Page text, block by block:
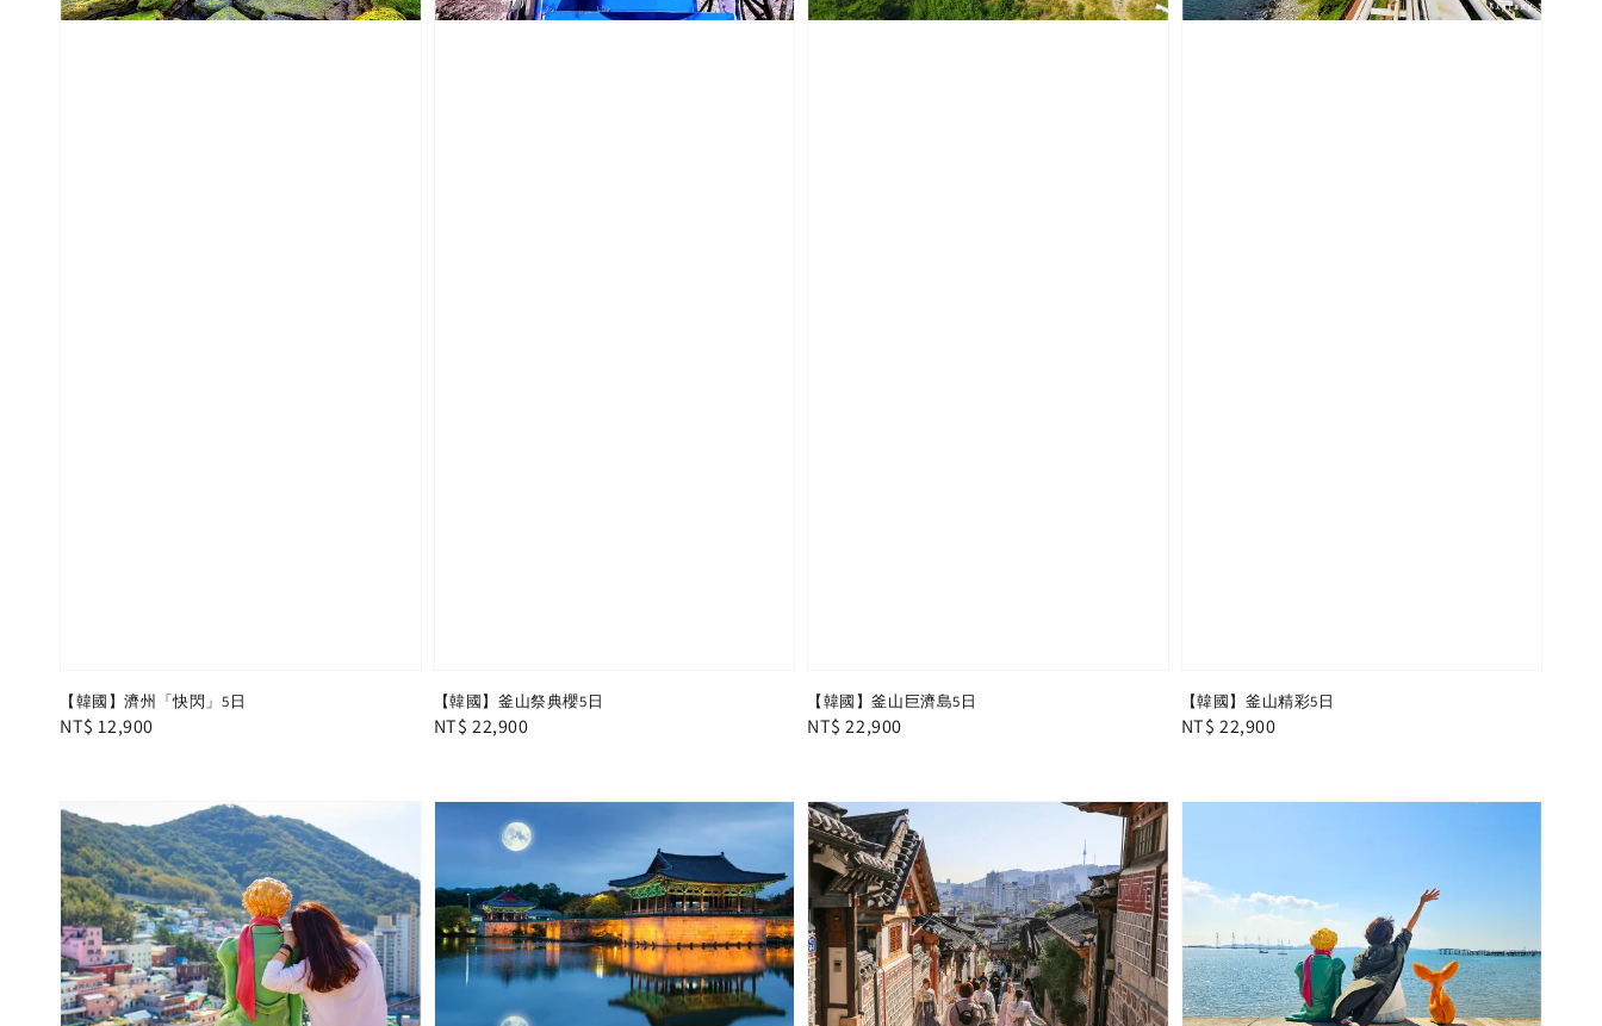
【韓國】濟州「快閃」5日
Regular
NT$ 12,900
【韓國】釜山祭典櫻5日
Regular
NT$ 22,900
【韓國】釜山巨濟島5日
Regular
NT$ 22,900
【韓國】釜山精彩5日
Regular
NT$ 22,900